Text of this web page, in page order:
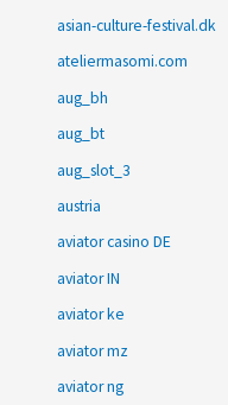
asian-culture-festival.dk
ateliermasomi.com
aug_bh
aug_bt
aug_slot_3
austria
aviator casino DE
aviator IN
aviator ke
aviator mz
aviator ng